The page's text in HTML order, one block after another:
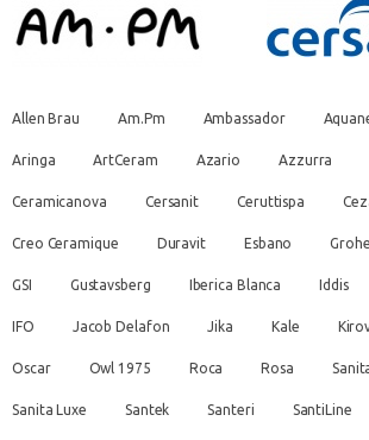
Allen Brau Am.Pm Ambassador
Aringa ArtCeram Azario Azzurra
Ceramicanova Cersanit Ceruttispa
Creo Ceramique Duravit Esbano Grohe
GSI Gustavsberg Iberica Blanca Iddis
IFO Jacob Delafon Jika Kale
Oscar Owl 1975 Roca Rosa
Sanita Luxe Santek Santeri SantiLine